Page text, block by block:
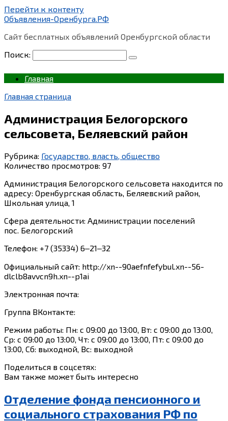
Перейти к контенту
Объявления-Оренбурга.РФ
Сайт бесплатных объявлений Оренбургской области
Поиск:
Главная
Главная страница
Администрация Белогорского
сельсовета, Беляевский район
Рубрика: Государство, власть, общество
Количество просмотров: 97
Администрация Белогорского сельсовета находится по
адресу: Оренбургская область, Беляевский район,
Школьная улица, 1
Сфера деятельности: Администрации поселений
пос. Белогорский
Телефон: +7 (35334) 6‒21‒32
Официальный сайт: http://xn--90aefnfefybul.xn--56-
dlclb8avvcn9h.xn--p1ai
Электронная почта:
Группа ВКонтакте:
Режим работы: Пн: с 09:00 до 13:00, Вт: с 09:00 до 13:00,
Ср: с 09:00 до 13:00, Чт: с 09:00 до 13:00, Пт: с 09:00 до
13:00, Сб: выходной, Вс: выходной
Поделиться в соцсетях:
Вам также может быть интересно
Отделение фонда пенсионного и
социального страхования РФ по